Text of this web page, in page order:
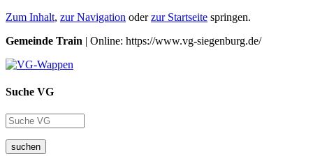
Zum Inhalt, zur Navigation oderzur Startseite springen.
Gemeinde Train | Online: https://www.vg-siegenburg.de/
Suche VG
suchen